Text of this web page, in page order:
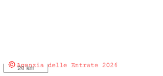
20 km